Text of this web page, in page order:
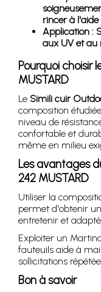
rincer à
Application :
aux UV et au
Pourquoi choisir
MUSTARD
Le Simili cuir
composition
niveau de
confortable et
même en milieu
Les avantages
242 MUSTARD
Utiliser la
permet d'obtenir
entretenir et
Exploiter un
fauteuils aide à
sollicitations
Bon à savoir